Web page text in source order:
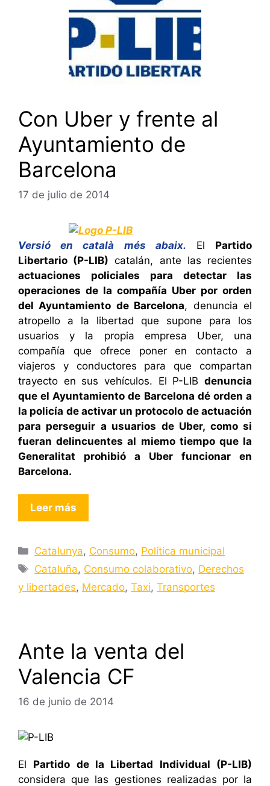
Con Uber y frente al
Ayuntamiento de
Barcelona
17 de julio de 2014
Versió en català més abaix. El Partido
Libertario (P-LIB) catalán, ante las recientes
actuaciones policiales para detectar las
operaciones de la compañía Uber por orden
del Ayuntamiento de Barcelona, denuncia el
atropello a la libertad que supone para los
usuarios y la propia empresa Uber, una
compañía que ofrece poner en contacto a
viajeros y conductores para que compartan
trayecto en sus vehículos. El P-LIB denuncia
que el Ayuntamiento de Barcelona dé orden a
la policía de activar un protocolo de actuación
para perseguir a usuarios de Uber, como si
fueran delincuentes al miemo tiempo que la
Generalitat prohibió a Uber funcionar en
Barcelona.
Leer más
Categorías
Catalunya, Consumo, Política municipal
Etiquetas
Cataluña, Consumo colaborativo, Derechos
y libertades, Mercado, Taxi, Transportes
Ante la venta del
Valencia CF
16 de junio de 2014
El Partido de la Libertad Individual (P-LIB)
considera que las gestiones realizadas por la